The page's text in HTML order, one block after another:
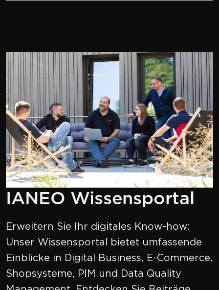
IANEO Wissensportal
Erweitern Sie Ihr digitales Know-how:
Unser Wissensportal bietet umfassende
Einblicke in Digital Business, E-Commerce,
Shopsysteme, PIM und Data Quality